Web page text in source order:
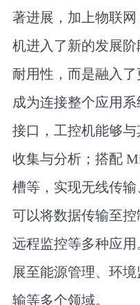
著进展，加上物联
机进入了新的发展
耐用性，而是融入
成为连接整个应用
接口，工控机能够
收集与分析；搭配
槽等，实现无线传
可以将数据传输至
远程监控等多种应
展至能源管理、环
输等多个领域。